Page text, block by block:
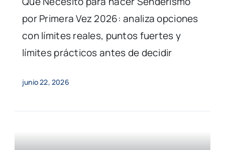
por Primera Vez 2026: analiza opciones
con límites reales, puntos fuertes y
límites prácticos antes de decidir
junio 22, 2026